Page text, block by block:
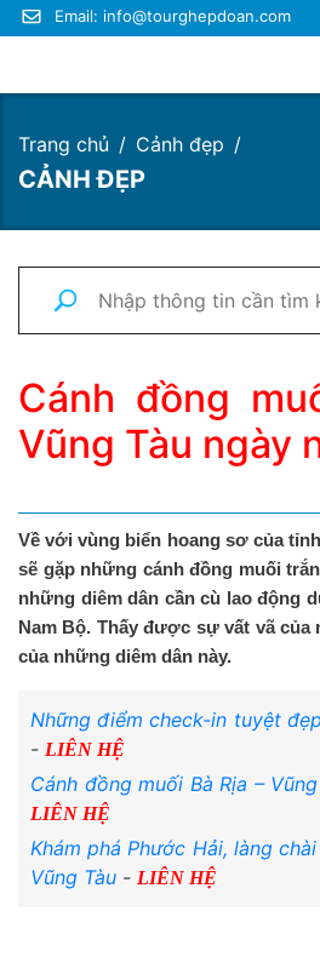
Email: info@tourghepdoan.com
Trang chủ Cảnh đẹp
CẢNH ĐẸP
Cánh đồng
Vũng Tàu ngày
Về với vùng biển hoang sơ của
sẽ gặp những cánh đồng muối
những diêm dân cần cù lao động
Nam Bộ. Thấy được sự vất vã của
của những diêm dân này.
Những điểm check-in tuyệt
- LIÊN HỆ
Cánh đồng muối Bà Rịa –
LIÊN HỆ
Khám phá Phước Hải, làng
Vũng Tàu - LIÊN HỆ